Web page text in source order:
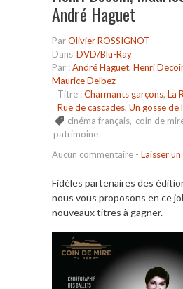
André Haguet
ParOlivier ROSSIGNOT
Dans DVD/Blu-Ray
Par :André Haguet, Henri
Maurice Delbez
Titre :Charmants garçons, La
Rue de cascades, Un gosse de
cinéma français, coin de
patrimoine
Aucun commentaire - Laisser
Fidèles partenaires des
nous vous proposons en ce
nouveaux titres à gagner.